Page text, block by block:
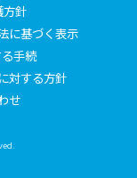
方針
に基づく表示
手続
対する方針
せ